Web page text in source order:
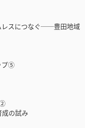
レスにつなぐ──豊田地域
プ⑤
②
の試み